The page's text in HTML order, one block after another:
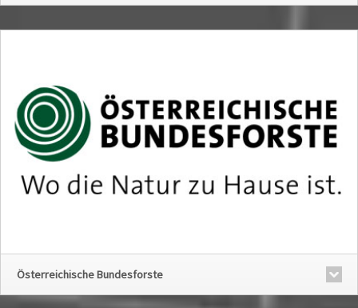
Österreichische Bundesforste